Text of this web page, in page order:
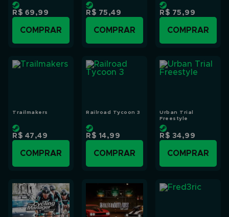
R$ 69,99
COMPRAR
R$ 75,49
COMPRAR
R$ 75,99
COMPRAR
Trailmakers
R$ 47,49
COMPRAR
Railroad Tycoon 3
R$ 14,99
COMPRAR
Urban Trial
Freestyle
R$ 34,99
COMPRAR